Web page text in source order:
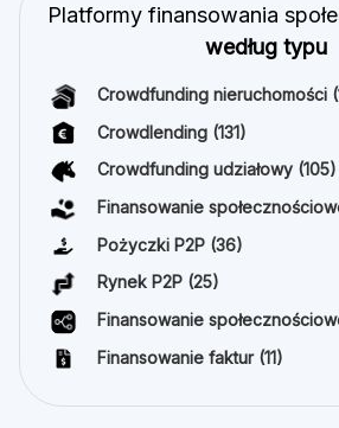
Platformy finansowania
według typu
Crowdfunding nieruchomości
Crowdlending (131)
Crowdfunding udziałowy (105)
Finansowanie
Pożyczki P2P (36)
Rynek P2P (25)
Finansowanie
Finansowanie faktur (11)